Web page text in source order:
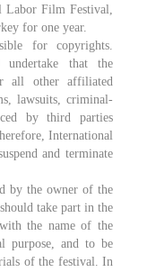
Labor Film Festival,
for one year.
for copyrights.
undertake that the
all other affiliated
lawsuits, criminal-
by third parties
International
and terminate
by the owner of the
take part in the
the name of the
purpose, and to be
of the festival. In